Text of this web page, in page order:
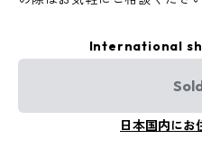
International
日本国内にお